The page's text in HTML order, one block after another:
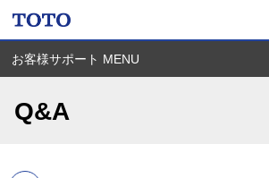
お客様サポート MENU
Q&A